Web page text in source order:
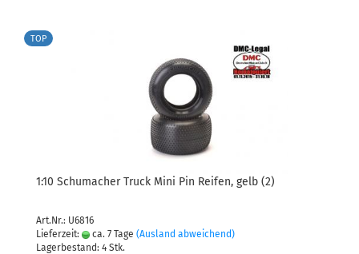
TOP
1:10 Schumacher Truck Mini Pin Reifen, gelb (2)
Art.Nr.: U6816
Lieferzeit:
ca. 7 Tage (Ausland abweichend)
Lagerbestand: 4 Stk.